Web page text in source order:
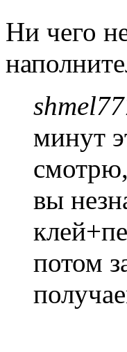
Ни чего
минут
вы
потом